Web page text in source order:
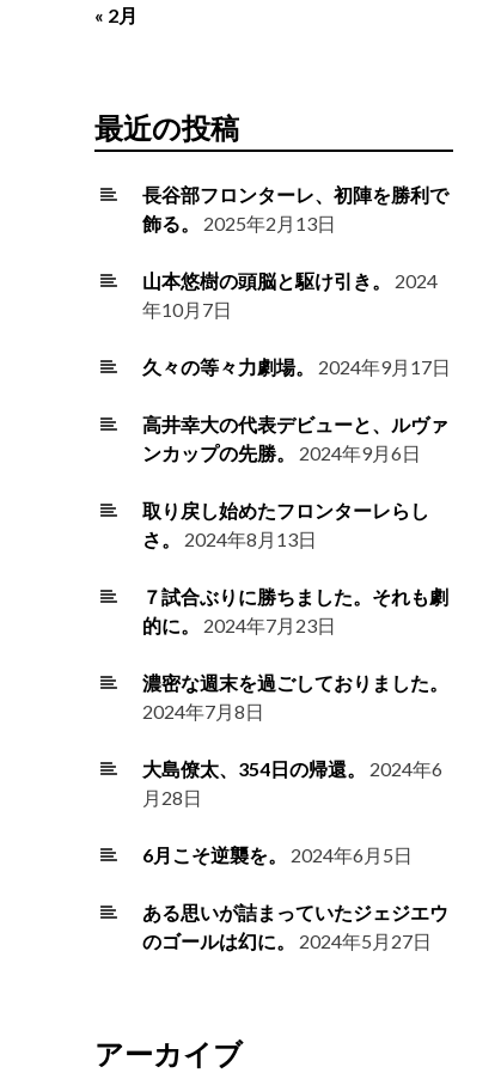
« 2月
最近の投稿
長谷部フロンターレ、初陣を勝利で
飾る。
2025年2月13日
山本悠樹の頭脳と駆け引き。
2024
年10月7日
久々の等々力劇場。 2024年9月17日
高井幸大の代表デビューと、ルヴァ
ンカップの先勝。
2024年9月6日
取り戻し始めたフロンターレらし
さ。
2024年8月13日
７試合ぶりに勝ちました。それも劇
的に。
2024年7月23日
濃密な週末を過ごしておりました。
2024年7月8日
大島僚太、354日の帰還。
2024年6
月28日
6月こそ逆襲を。 2024年6月5日
ある思いが詰まっていたジェジエウ
のゴールは幻に。
2024年5月27日
アーカイブ